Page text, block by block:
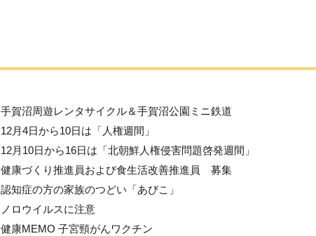
手賀沼周遊レンタサイクル＆手賀沼公園ミニ鉄道
12月4日から10日は「人権週間」
12月10日から16日は「北朝鮮人権侵害問題啓発週間」
健康づくり推進員および食生活改善推進員 募集
認知症の方の家族のつどい「あびこ」
ノロウイルスに注意
健康MEMO 子宮頸がんワクチン